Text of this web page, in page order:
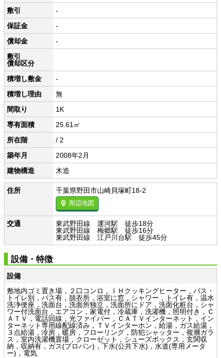
敷引
-
保証金
-
償却金
-
敷引
償却区分
積増し敷金
-
積増し理由
無
間取り
1K
専有面積
25.61㎡
所在階
/ 2
築年月
2008年2月
建物構造
木造
住所 千葉県野田市山崎貝塚町18-2
周辺地図
交通
東武野田線 運河駅 徒歩18分
東武野田線 梅郷駅 徒歩16分
東武野田線 江戸川台駅 徒歩45分
設備・特徴
設備
敷地内ゴミ置き場，２口コンロ，ＩＨクッキングヒーター，バス・
トイレ別，バス有，脱衣所，浴室に窓，シャワー，トイレ有，温水
洗浄便座，洗面台，洗面所独立，洗面所にドア，洗面化粧台，シャ
ワー付洗面台，エアコン，家電付，冷蔵庫，洗濯機，照明付き，Ｃ
ＡＴＶ，電話回線，光ファイバー，ＣＡＴＶインターネット，イン
ターネット専用線配線済み，ＴＶインターホン，給湯，ガス給湯，
３点給湯，冷房，暖房，フローリング，防犯シャッター，複層ガラ
ス，室内洗濯機置場，クローゼット，シューズボックス，玄関収
納，収納有，ガス(プロパン)，下水(公共下水)，水道(専用メータ
ー)，電気